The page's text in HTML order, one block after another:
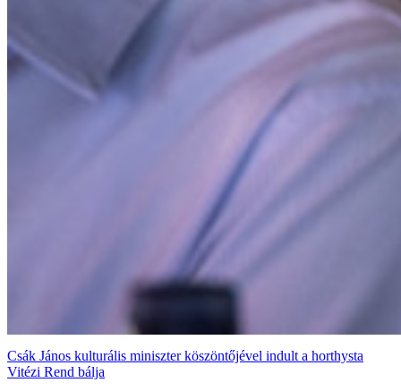
Csák János kulturális miniszter köszöntőjével indult a horthysta
Vitézi Rend bálja